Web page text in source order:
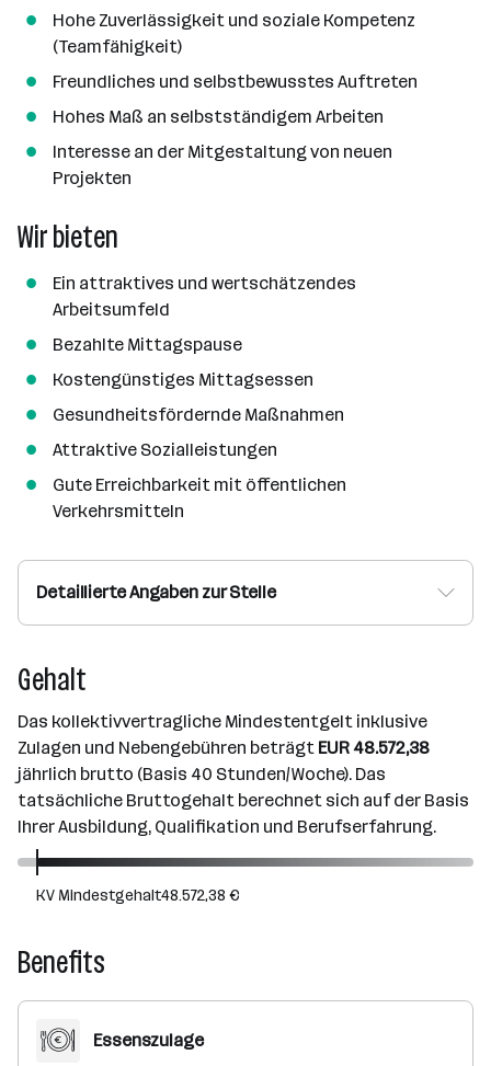
Hohe Zuverlässigkeit und soziale Kompetenz
(Teamfähigkeit)
Freundliches und selbstbewusstes Auftreten
Hohes Maß an selbstständigem Arbeiten
Interesse an der Mitgestaltung von neuen
Projekten
Wir bieten
Ein attraktives und wertschätzendes
Arbeitsumfeld
Bezahlte Mittagspause
Kostengünstiges Mittagsessen
Gesundheitsfördernde Maßnahmen
Attraktive Sozialleistungen
Gute Erreichbarkeit mit öffentlichen
Verkehrsmitteln
Detaillierte Angaben zur Stelle
Gehalt
Das kollektivvertragliche Mindestentgelt inklusive
Zulagen und Nebengebühren beträgt EUR 48.572,38
jährlich brutto (Basis 40 Stunden/Woche). Das
tatsächliche Bruttogehalt berechnet sich auf der Basis
Ihrer Ausbildung, Qualifikation und Berufserfahrung.
KV Mindestgehalt48.572,38 €
Benefits
Essenszulage